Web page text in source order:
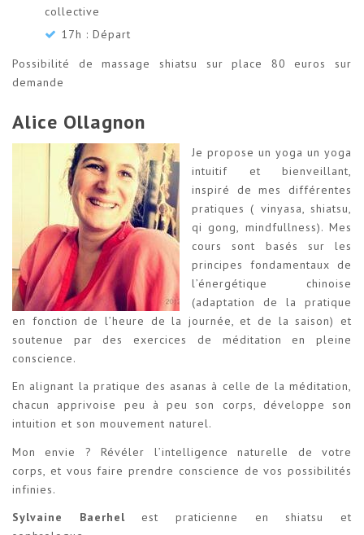
collective
17h : Départ
Possibilité de massage shiatsu sur place 80 euros sur
demande
Alice Ollagnon
Je propose un yoga un yoga
intuitif et bienveillant,
inspiré de mes différentes
pratiques ( vinyasa, shiatsu,
qi gong, mindfullness). Mes
cours sont basés sur les
principes fondamentaux de
l’énergétique chinoise
(adaptation de la pratique
en fonction de l’heure de la journée, et de la saison) et
soutenue par des exercices de méditation en pleine
conscience.
En alignant la pratique des asanas à celle de la méditation,
chacun apprivoise peu à peu son corps, développe son
intuition et son mouvement naturel.
Mon envie ? Révéler l’intelligence naturelle de votre
corps, et vous faire prendre conscience de vos possibilités
infinies.
Sylvaine Baerhelest praticienne en shiatsu et